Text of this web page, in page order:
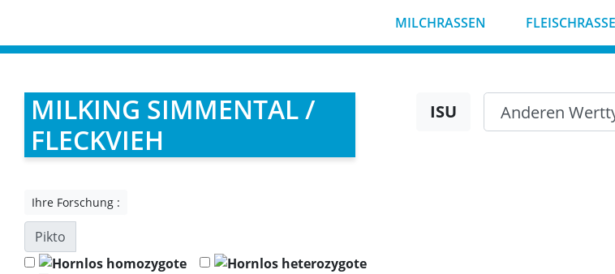
MILCHRASSEN
MILKING SIMMENTAL /
FLECKVIEH
ISU
Ihre Forschung :
Pikto